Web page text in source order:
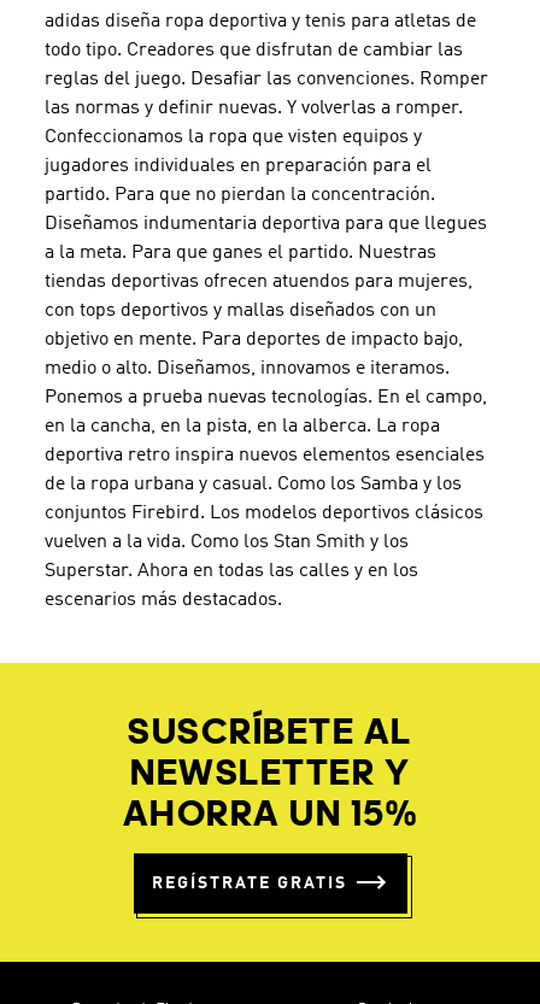
adidas diseña ropa deportiva y tenis para atletas de
todo tipo. Creadores que disfrutan de cambiar las
reglas del juego. Desafiar las convenciones. Romper
las normas y definir nuevas. Y volverlas a romper.
Confeccionamos la ropa que visten equipos y
jugadores individuales en preparación para el
partido. Para que no pierdan la concentración.
Diseñamos indumentaria deportiva para que llegues
a la meta. Para que ganes el partido. Nuestras
tiendas deportivas ofrecen atuendos para mujeres,
con tops deportivos y mallas diseñados con un
objetivo en mente. Para deportes de impacto bajo,
medio o alto. Diseñamos, innovamos e iteramos.
Ponemos a prueba nuevas tecnologías. En el campo,
en la cancha, en la pista, en la alberca. La ropa
deportiva retro inspira nuevos elementos esenciales
de la ropa urbana y casual. Como los Samba y los
conjuntos Firebird. Los modelos deportivos clásicos
vuelven a la vida. Como los Stan Smith y los
Superstar. Ahora en todas las calles y en los
escenarios más destacados.
SUSCRÍBETE AL
NEWSLETTER Y
AHORRA UN 15%
REGÍSTRATE GRATIS